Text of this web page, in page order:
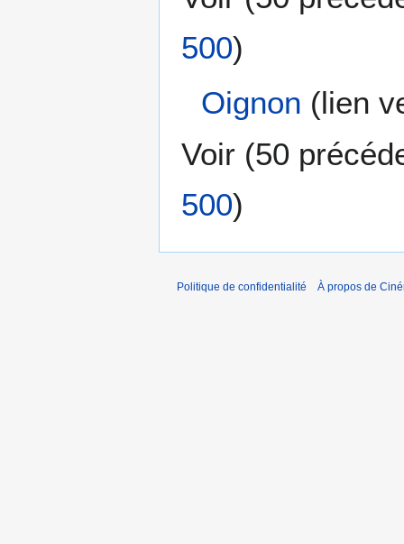
500)
Oignon (lien
Voir (50
500)
Politique de confidentialité À propos de